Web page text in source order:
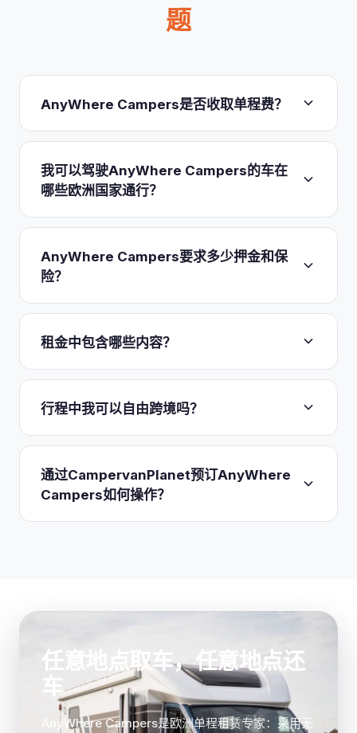
题
AnyWhere Campers是否收取单程费？
不收。单程租赁正是AnyWhere Campers的核心理
念，不收取任何调车费或还车附加费
。无门店模式意
味着司机会按双方约定送车并回收，因此在Paris取
天、横跨六国的行程不会产生任何按公里计算的罚
款。
我可以驾驶AnyWhere Campers的车在
哪些欧洲国家通行？
保险及许可通行清单涵盖37个国家，从Portugal、
Spain、法国和意大利，到德国、荷兰、Austria、
Switzerland和北欧诸国，再到巴尔干地区
围内。由于采用送车模式而非门店模式，公司没有固
定网点；列出的枢纽城市包括Prague、Paris、
和Bergen，回收事宜通过WhatsApp安排。
AnyWhere Campers要求多少押金和保
险？
保障包括第三方责任险以及最高达EUR 2 million的综
合事故与盗窃险。您对房车损坏的责任以
EUR 1,500押金为上限，押金在交车时支付，若房
赔额降至EUR 800，或每天EUR 49降至EUR
500（两者均以30 天为上限）。
租金中包含哪些内容？
报价以欧元计价、全包，涵盖强制性第三方责任险以
及综合事故与盗窃险，损坏保障最高达EUR 2
million。房车交付时配备齐全，且
若您希望降低免赔额，可将其减至EUR 800（EUR
39/天）或EUR 500（EUR 49/天）。
行程中我可以自由跨境吗？
可以。在37个许可国家间跨境通行不收取任何单独
费用，这正是München到Barcelona或Oslo到
Tromso这类线性路线得以可行的原因。公司发布的
行程也充分利用了这一点，包括一条为期30 天、从
通过CampervanPlanet预订AnyWhere
Campers如何操作？
车和回收地点，通常通过WhatsApp，从而确认司机
付，若未支付，车辆将不予放行。
任意地点取车，任意地点还
车
AnyWhere Campers是欧洲单程租赁专家：采用无